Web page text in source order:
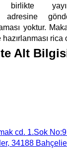
adresine
yoktur.
rica
Alt
cd. 1.Sok
34188